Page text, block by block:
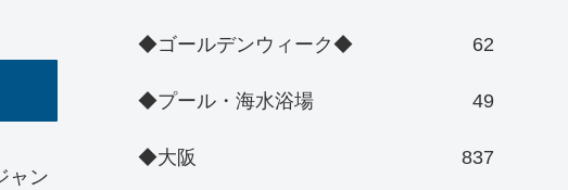
ャン
◆ゴールデンウィーク◆ 62
◆プール・海水浴場 49
◆大阪 837